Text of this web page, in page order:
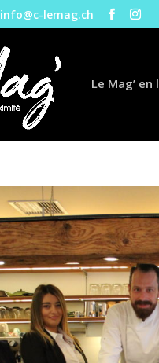
info@c-lemag.ch
Le Mag’ en